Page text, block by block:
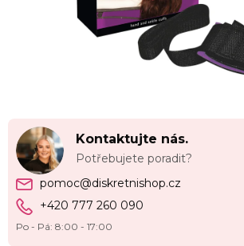
Kontaktujte nás.
Potřebujete poradit?
pomoc@diskretnishop.cz
+420 777 260 090
Po - Pá: 8:00 - 17:00